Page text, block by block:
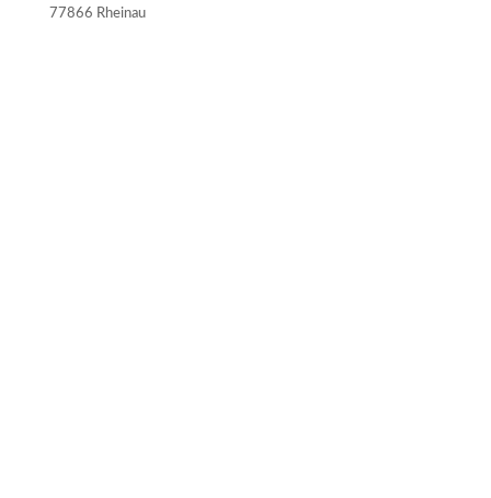
77866 Rheinau